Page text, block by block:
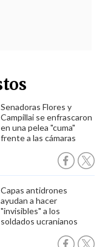
Senadoras Flores y
Campillai se enfrascaron
en una pelea "cuma"
frente a las cámaras
Capas antidrones
ayudan a hacer
"invisibles" a los
soldados ucranianos